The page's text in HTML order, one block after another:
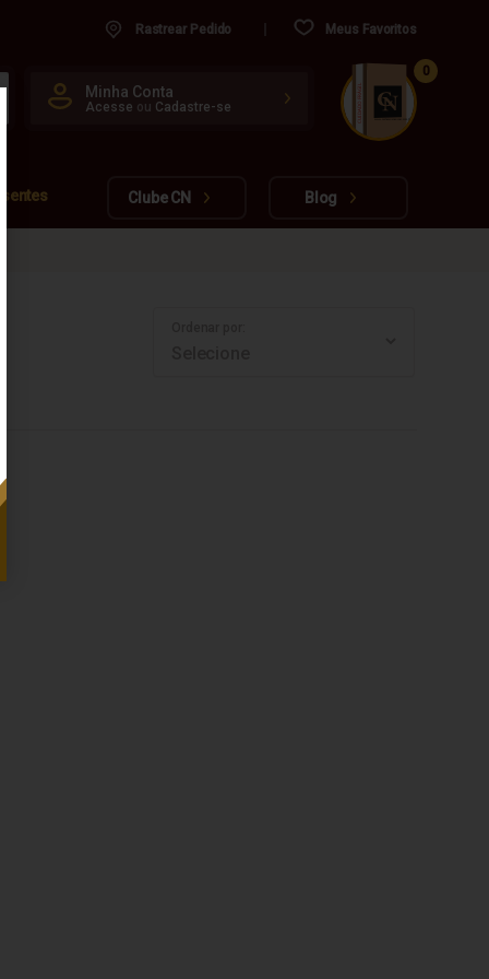
Rastrear Pedido Meus Favoritos
Minha Conta
Acesse ou Cadastre-se
www.cachacarianacional.com.br
CUIDADO FRÁGIL
0
Clube CN Blog